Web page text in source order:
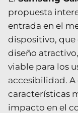
propuesta
entrada en el
dispositivo,
diseño
viable para los
accesibilidad.
características
impacto en el